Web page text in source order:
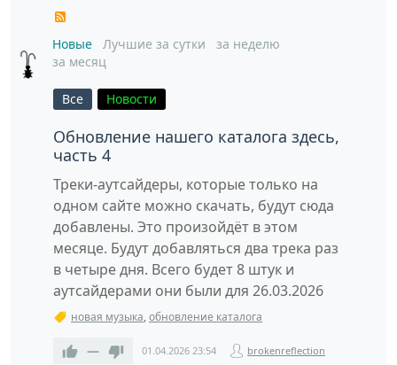
RSS
Новые Лучшие за сутки
за неделю
за месяц
Все Новости
Обновление нашего каталога здесь,
часть 4
Треки-аутсайдеры, которые только на
одном сайте можно скачать, будут сюда
добавлены. Это произойдёт в этом
месяце. Будут добавляться два трека раз
в четыре дня. Всего будет 8 штук и
аутсайдерами они были для 26.03.2026
новая музыка,обновление каталога
— 01.04.2026 23:54
brokenreflection